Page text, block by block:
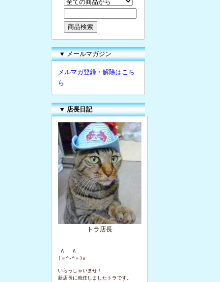
▼ メールマガジン
メルマガ登録・解除はこち
ら
▼ 店長日記
トラ店長
Λ   Λ
(＝^-^＝)v
いらっしゃいませ！
新店長に就任しましたトラです。